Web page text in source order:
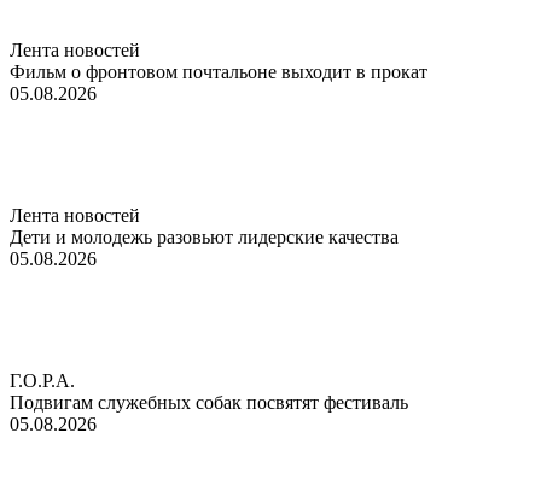
Лента новостей
Фильм о фронтовом почтальоне выходит в прокат
05.08.2026
Лента новостей
Дети и молодежь разовьют лидерские качества
05.08.2026
Г.О.Р.А.
Подвигам служебных собак посвятят фестиваль
05.08.2026